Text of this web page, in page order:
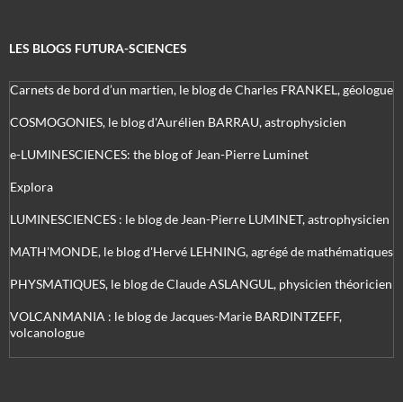
LES BLOGS FUTURA-SCIENCES
Carnets de bord d’un martien, le blog de Charles FRANKEL, géologue
COSMOGONIES, le blog d'Aurélien BARRAU, astrophysicien
e-LUMINESCIENCES: the blog of Jean-Pierre Luminet
Explora
LUMINESCIENCES : le blog de Jean-Pierre LUMINET, astrophysicien
MATH'MONDE, le blog d'Hervé LEHNING, agrégé de mathématiques
PHYSMATIQUES, le blog de Claude ASLANGUL, physicien théoricien
VOLCANMANIA : le blog de Jacques-Marie BARDINTZEFF,
volcanologue